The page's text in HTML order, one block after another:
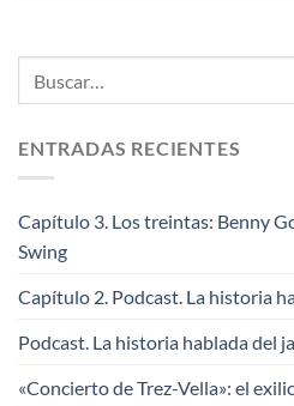
ENTRADAS RECIENTES
Capítulo 3. Los treintas: Benny
Swing
Capítulo 2. Podcast. La historia
Podcast. La historia hablada del
«Concierto de Trez-Vella»: el